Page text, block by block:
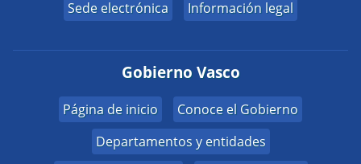
Sede electrónica
Información legal
Gobierno Vasco
Página de inicio
Conoce el Gobierno
Departamentos y entidades